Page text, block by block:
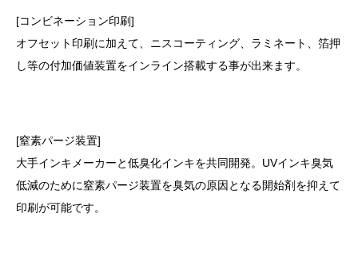
[コンビネーション印刷]
オフセット印刷に加えて、ニスコーティング、ラミネート、箔押
し等の付加価値装置をインライン搭載する事が出来ます。
[窒素パージ装置]
大手インキメーカーと低臭化インキを共同開発。UVインキ臭気
低減のために窒素パージ装置を臭気の原因となる開始剤を抑えて
印刷が可能です。